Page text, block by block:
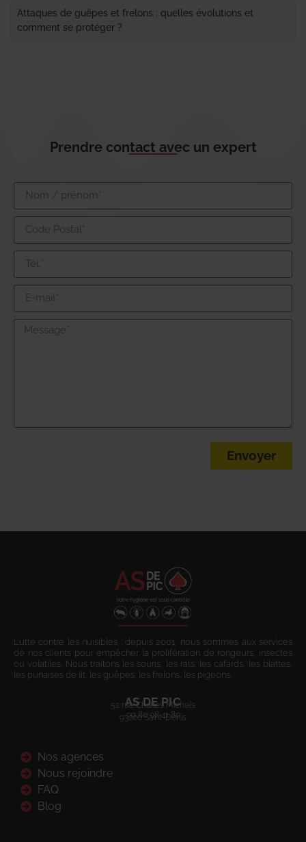
Attaques de guêpes et frelons : quelles évolutions et
comment se protéger ?
Prendre contact avec un expert
Envoyer
Lutte contre les nuisibles : depuis 2001, nous sommes aux services
de nos clients pour empêcher la prolifération de rongeurs, insectes
ou volatiles. Nous traitons les souris, les rats, les cafards, les blattes,
les punaises de lit, les guêpes, les frelons, les pigeons.
AS DE PIC
52 rue Charles Michels
93200 Saint-Denis
09 80 08 41 80
Nos agences
Nous rejoindre
FAQ
Blog